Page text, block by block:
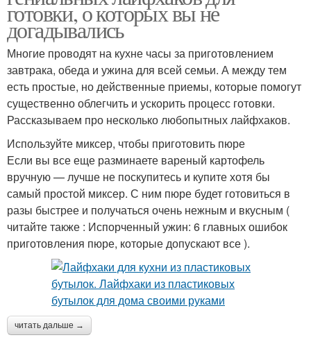
готовки, о которых вы не
догадывались
Многие проводят на кухне часы за приготовлением
завтрака, обеда и ужина для всей семьи. А между тем
есть простые, но действенные приемы, которые помогут
существенно облегчить и ускорить процесс готовки.
Рассказываем про несколько любопытных лайфхаков.
Используйте миксер, чтобы приготовить пюре
Если вы все еще разминаете вареный картофель
вручную — лучше не поскупитесь и купите хотя бы
самый простой миксер. С ним пюре будет готовиться в
разы быстрее и получаться очень нежным и вкусным (
читайте также : Испорченный ужин: 6 главных ошибок
приготовления пюре, которые допускают все ).
читать дальше →